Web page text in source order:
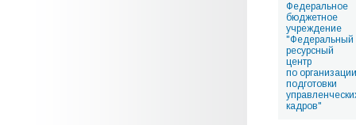
Федеральное
бюджетное
учреждение
"Федеральный
ресурсный
центр
по организации
подготовки
кадров"